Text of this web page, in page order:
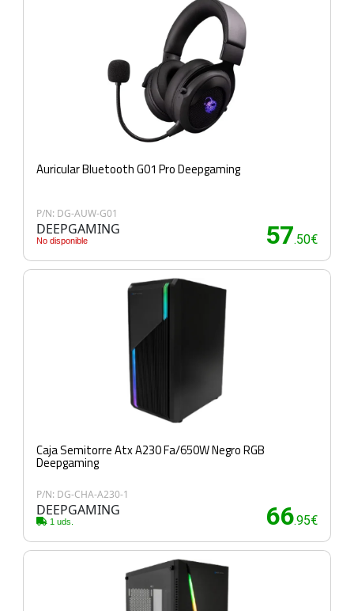
Auricular Bluetooth G01 Pro Deepgaming
P/N: DG-AUW-G01
DEEPGAMING
No disponible 57.50€
Caja Semitorre Atx A230 Fa/650W Negro RGB
Deepgaming
P/N: DG-CHA-A230-1
DEEPGAMING
1 uds. 66.95€